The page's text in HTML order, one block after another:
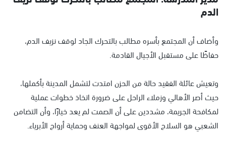
الدم
وأضاف أن المجتمع بأسره مطالب بالتحرك الجاد لوقف نزيف الدم،
حفاظًا على مستقبل الأجيال القادمة.
وتعيش عائلة الفقيد حالة من الحزن امتدت لتشمل المدينة بأكملها،
حيث أصر الأهالي وزملاء الراحل على ضرورة اتخاذ خطوات عملية
لمكافحة الجريمة، مشددين على أن الصمت لم يعد خيارًا، وأن التضامن
الشعبي هو السلاح الأقوى لمواجهة العنف وحماية أرواح الأبرياء.